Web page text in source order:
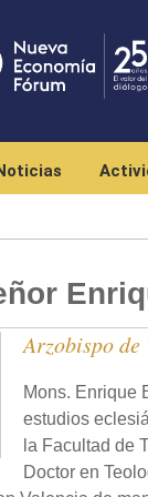
Arzobispo de
Mons. Enrique
estudios
la Facultad de
Doctor en